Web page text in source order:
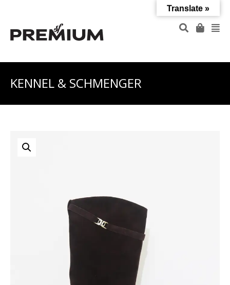
KENNEL & SCHMENGER
Translate »